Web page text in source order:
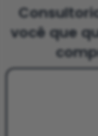
você que